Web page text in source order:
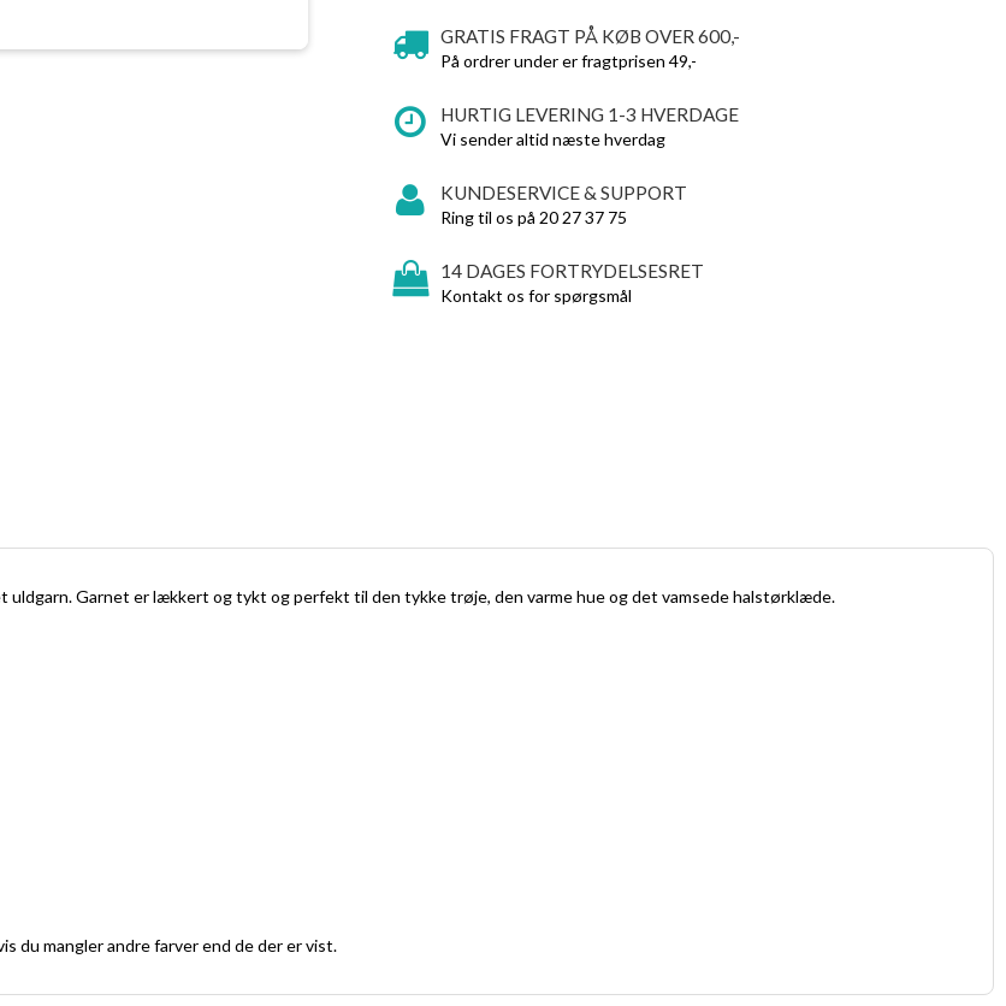
GRATIS FRAGT PÅ KØB OVER 600,-
På ordrer under er fragtprisen 49,-
HURTIG LEVERING 1-3 HVERDAGE
Vi sender altid næste hverdag
KUNDESERVICE & SUPPORT
Ring til os på 20 27 37 75
14 DAGES FORTRYDELSESRET
Kontakt os for spørgsmål
uldgarn. Garnet er lækkert og tykt og perfekt til den tykke trøje, den varme hue og det vamsede halstørklæde.
du mangler andre farver end de der er vist.